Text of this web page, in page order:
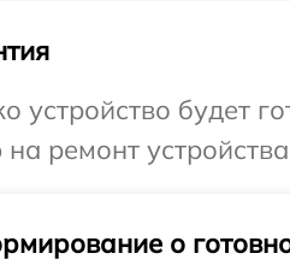
устройство будет
ремонт
о